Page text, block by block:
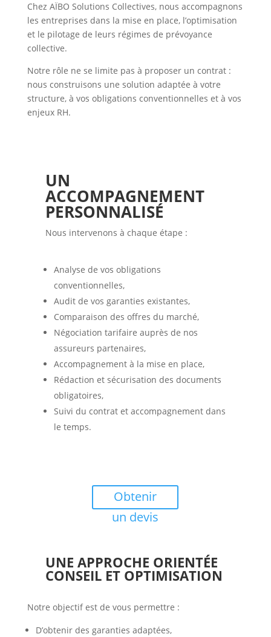
Chez AÏBO Solutions Collectives, nous accompagnons
les entreprises dans la mise en place, l’optimisation
et le pilotage de leurs régimes de prévoyance
collective.
Notre rôle ne se limite pas à proposer un contrat :
nous construisons une solution adaptée à votre
structure, à vos obligations conventionnelles et à vos
enjeux RH.
UN
ACCOMPAGNEMENT
PERSONNALISÉ
Nous intervenons à chaque étape :
Analyse de vos obligations
conventionnelles,
Audit de vos garanties existantes,
Comparaison des offres du marché,
Négociation tarifaire auprès de nos
assureurs partenaires,
Accompagnement à la mise en place,
Rédaction et sécurisation des documents
obligatoires,
Suivi du contrat et accompagnement dans
le temps.
Obtenir
un devis
UNE APPROCHE ORIENTÉE
CONSEIL ET OPTIMISATION
Notre objectif est de vous permettre :
D’obtenir des garanties adaptées,